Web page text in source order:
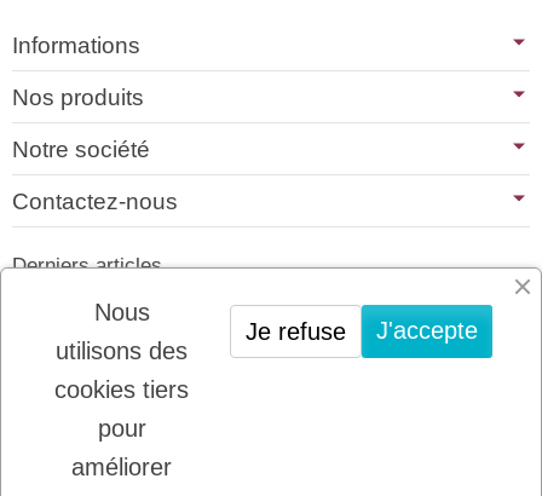
Informations
Nos produits
Notre société
Contactez-nous
Derniers articles
01/07/2026
PLATINUM : LE MEILLEUR DE LA
VIANDE POUR CHIENS ET CHATS
22/08/2025
LADYBEL : DES SOINS FRANCAIS DE
GRANDE QUALITE
Nous
utilisons des
cookies tiers
pour
améliorer
J'accepte
Je refuse